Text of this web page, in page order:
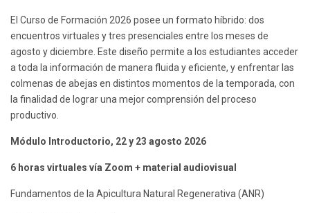
El Curso de Formación 2026 posee un formato híbrido: dos
encuentros virtuales y tres presenciales entre los meses de
agosto y diciembre. Este diseño permite a los estudiantes acceder
a toda la información de manera fluida y eficiente, y enfrentar las
colmenas de abejas en distintos momentos de la temporada, con
la finalidad de lograr una mejor comprensión del proceso
productivo.
Módulo Introductorio, 22 y 23 agosto 2026
6 horas virtuales vía Zoom + material audiovisual
Fundamentos de la Apicultura Natural Regenerativa (ANR)